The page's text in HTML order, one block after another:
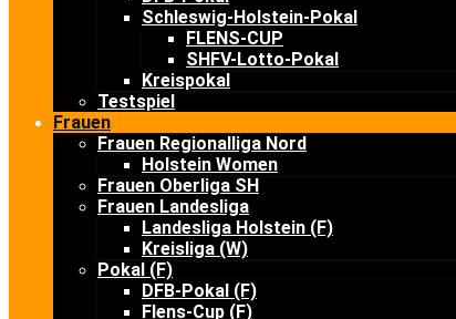
Schleswig-Holstein-Pokal
FLENS-CUP
SHFV-Lotto-Pokal
Kreispokal
Testspiel
Frauen
Frauen Regionalliga Nord
Holstein Women
Frauen Oberliga SH
Frauen Landesliga
Landesliga Holstein (F)
Kreisliga (W)
Pokal (F)
DFB-Pokal (F)
Flens-Cup (F)